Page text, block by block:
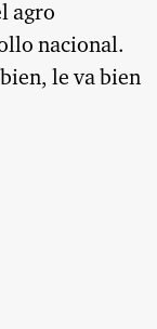
agro
nacional.
le va bien